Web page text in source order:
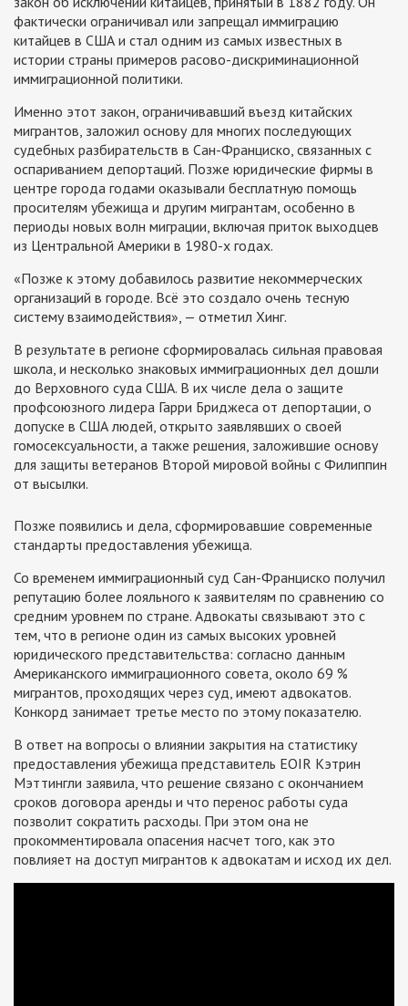
фактически ограничивал или запрещал иммиграцию
китайцев в США и стал одним из самых известных в
истории страны примеров расово-дискриминационной
иммиграционной политики.
Именно этот закон, ограничивавший въезд китайских
мигрантов, заложил основу для многих последующих
судебных разбирательств в Сан-Франциско, связанных с
оспариванием депортаций. Позже юридические фирмы в
центре города годами оказывали бесплатную помощь
просителям убежища и другим мигрантам, особенно в
периоды новых волн миграции, включая приток выходцев
из Центральной Америки в 1980-х годах.
«Позже к этому добавилось развитие некоммерческих
организаций в городе. Всё это создало очень тесную
систему взаимодействия», — отметил Хинг.
В результате в регионе сформировалась сильная правовая
школа, и несколько знаковых иммиграционных дел дошли
до Верховного суда США. В их числе дела о защите
профсоюзного лидера Гарри Бриджеса от депортации, о
допуске в США людей, открыто заявлявших о своей
гомосексуальности, а также решения, заложившие основу
для защиты ветеранов Второй мировой войны с Филиппин
от высылки.
Позже появились и дела, сформировавшие современные
стандарты предоставления убежища.
Со временем иммиграционный суд Сан-Франциско получил
репутацию более лояльного к заявителям по сравнению со
средним уровнем по стране. Адвокаты связывают это с
тем, что в регионе один из самых высоких уровней
юридического представительства: согласно данным
Американского иммиграционного совета, около 69 %
мигрантов, проходящих через суд, имеют адвокатов.
Конкорд занимает третье место по этому показателю.
В ответ на вопросы о влиянии закрытия на статистику
предоставления убежища представитель EOIR Кэтрин
Мэттингли заявила, что решение связано с окончанием
сроков договора аренды и что перенос работы суда
позволит сократить расходы. При этом она не
прокомментировала опасения насчет того, как это
повлияет на доступ мигрантов к адвокатам и исход их дел.